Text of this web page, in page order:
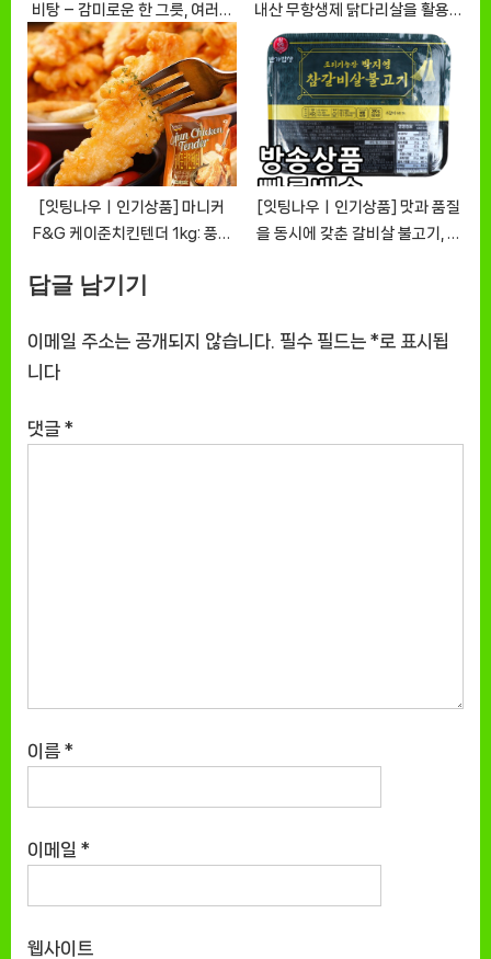
비탕 – 감미로운 한 그릇, 여러분
을 기다립니다 [EatingNOWㅣ
추천상품]
내산 무항생제 닭다리살을 활용한
청춘닭갈비! [EatingNOWㅣ추
천상품]
[잇팅나우ㅣ인기상품] 마니커
F&G 케이준치킨텐더 1kg: 풍미
추천상품]
[잇팅나우ㅣ인기상품] 맛과 품질
을 동시에 갖춘 갈비살 불고기, 조
답글 남기기
이메일 주소는 공개되지 않습니다. 필수 필드는 *로 표시됩
니다
댓글 *
이름 *
이메일 *
웹사이트